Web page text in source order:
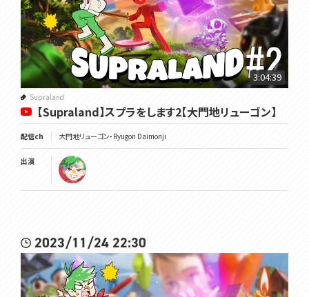
3:04:39
Supraland
【Supraland】スプラをします2【大門地リューゴン】
配信ch 大門地リューゴン・Ryugon Daimonji
出演
2023/11/24 22:30